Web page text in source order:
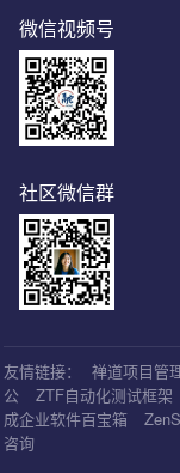
微信视频号
社区微信群
友情链接： 禅道项目管
公
ZTF自动化测试框架
成企业软件百宝箱
咨询